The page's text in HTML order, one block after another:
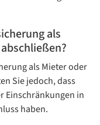
als
als Mieter oder
Sie jedoch, dass
Einschränkungen in
haben.